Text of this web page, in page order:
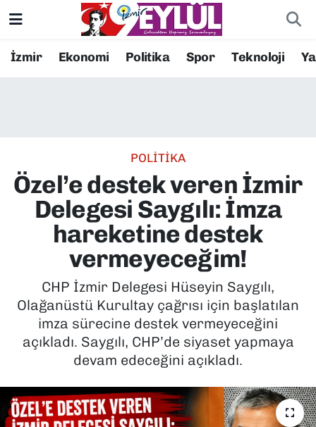
İzmir Ekonomi Politika Spor Teknoloji
POLİTİKA
Özel’e destek veren İzmir
Delegesi Saygılı: İmza
hareketine destek
vermeyeceğim!
CHP İzmir Delegesi Hüseyin Saygılı,
Olağanüstü Kurultay çağrısı için başlatılan
imza sürecine destek vermeyeceğini
açıkladı. Saygılı, CHP’de siyaset yapmaya
devam edeceğini açıkladı.
Resmi İlanlar
EKONOMİ
KÜLTÜR SANAT
MAGAZİN
POLİTİKA
SAĞLIK
TEKNOLOJİ
Konak Nöbetçi Eczaneler
Süper Lig Puan Durumu ve Fikstür
Tüm Manşetler
Son Dakika Haberleri
Haber Arşivi